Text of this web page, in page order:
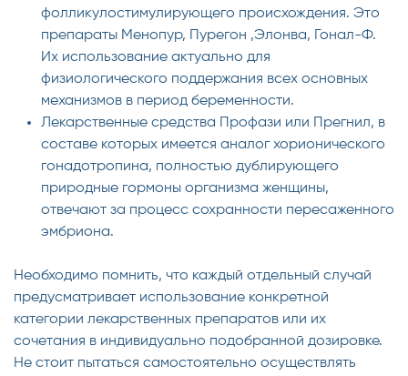
фолликулостимулирующего происхождения. Это
препараты Менопур, Пурегон ,Элонва, Гонал-Ф.
Их использование актуально для
физиологического поддержания всех основных
механизмов в период беременности.
Лекарственные средства Профази или Прегнил, в
составе которых имеется аналог хорионического
гонадотропина, полностью дублирующего
природные гормоны организма женщины,
отвечают за процесс сохранности пересаженного
эмбриона.
Необходимо помнить, что каждый отдельный случай
предусматривает использование конкретной
категории лекарственных препаратов или их
сочетания в индивидуально подобранной дозировке.
Не стоит пытаться самостоятельно осуществлять